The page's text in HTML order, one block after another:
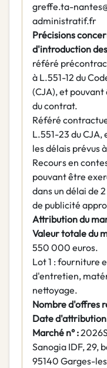
greffe.ta-
administratif.fr
Précisions
d'introduction
référé
à L.551-12 du
(CJA), et
du contrat.
Référé
L.551-23 du
les délais prévus
Recours en
pouvant être
dans un délai de
de publicité
Attribution du
Valeur totale du
550 000 euros.
Lot 1 : fourniture
d'entretien,
nettoyage.
Nombre d'offres
Date
Marché n° :
Sanogia IDF, 29,
95140 Garges-